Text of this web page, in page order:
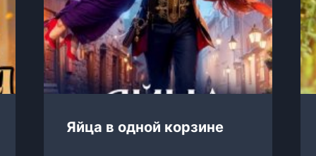
Яйца в одной корзине